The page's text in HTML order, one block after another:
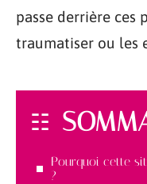
passe derrière ces
traumatiser ou les
Pourquoi cette
?